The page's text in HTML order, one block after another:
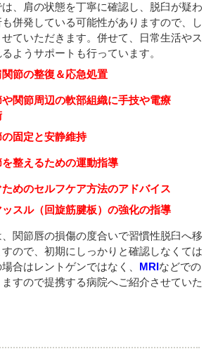
は、肩の状態を丁寧に確認し、脱臼が疑わ
併発している可能性がありますので、し
ていただきます。併せて、日常生活やス
ようサポートも行っています。
節の整復＆応急処置
関節周辺の軟部組織に手技や電療
固定と安静維持
整えるための運動指導
めのセルフケア方法のアドバイス
スル（回旋筋腱板）の強化の指導
関節唇の損傷の度合いで習慣性脱臼へ移
ので、初期にしっかりと確認しなくては
合はレントゲンではなく、 MRIなどでの
すので提携する病院へご紹介させていた